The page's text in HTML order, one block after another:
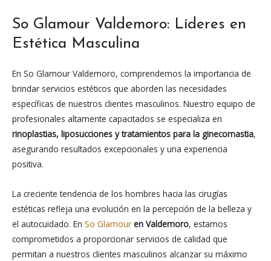
So Glamour Valdemoro: Líderes en
Estética Masculina
En So Glamour Valdemoro, comprendemos la importancia de
brindar servicios estéticos que aborden las necesidades
específicas de nuestros clientes masculinos. Nuestro equipo de
profesionales altamente capacitados se especializa en
rinoplastias, liposucciones y tratamientos para la ginecomastia,
asegurando resultados excepcionales y una experiencia
positiva.
La creciente tendencia de los hombres hacia las cirugías
estéticas refleja una evolución en la percepción de la belleza y
el autocuidado. En So Glamour en Valdemoro, estamos
comprometidos a proporcionar servicios de calidad que
permitan a nuestros clientes masculinos alcanzar su máximo